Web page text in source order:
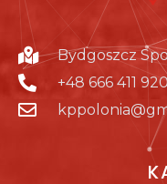
Bydgoszcz
+48 666 411